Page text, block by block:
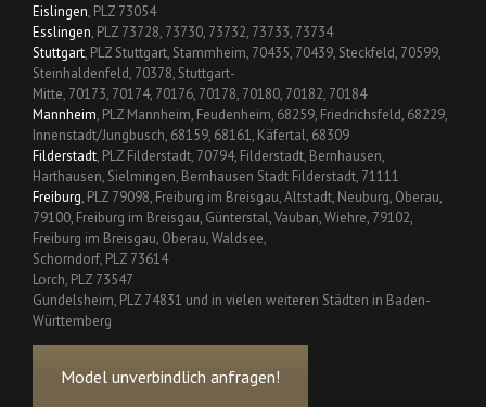
Eislingen, PLZ 73054
Esslingen, PLZ 73728, 73730, 73732, 73733, 73734
Stuttgart, PLZ Stuttgart, Stammheim, 70435, 70439, Steckfeld, 70599,
Steinhaldenfeld, 70378, Stuttgart-
Mitte, 70173, 70174, 70176, 70178, 70180, 70182, 70184
Mannheim, PLZ Mannheim, Feudenheim, 68259, Friedrichsfeld, 68229,
Innenstadt/Jungbusch, 68159, 68161, Käfertal, 68309
Filderstadt, PLZ Filderstadt, 70794, Filderstadt, Bernhausen,
Harthausen, Sielmingen, Bernhausen Stadt Filderstadt, 71111
Freiburg, PLZ 79098, Freiburg im Breisgau, Altstadt, Neuburg, Oberau,
79100, Freiburg im Breisgau, Günterstal, Vauban, Wiehre, 79102,
Freiburg im Breisgau, Oberau, Waldsee,
Schorndorf, PLZ 73614
Lorch, PLZ 73547
Gundelsheim, PLZ 74831 und in vielen weiteren Städten in Baden-
Württemberg
Model unverbindlich anfragen!